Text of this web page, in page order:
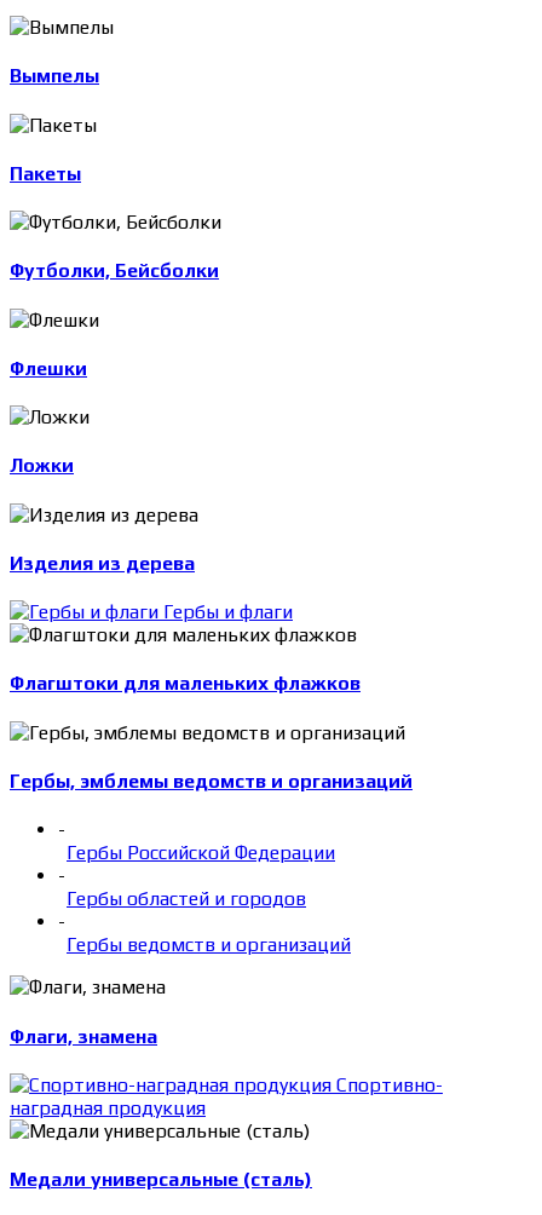
Вымпелы
Пакеты
Футболки, Бейсболки
Флешки
Ложки
Изделия из дерева
Гербы и флаги
Флагштоки для маленьких флажков
Гербы, эмблемы ведомств и организаций
-
Гербы Российской Федерации
-
Гербы областей и городов
-
Гербы ведомств и организаций
Флаги, знамена
Спортивно-
наградная продукция
Медали универсальные (сталь)